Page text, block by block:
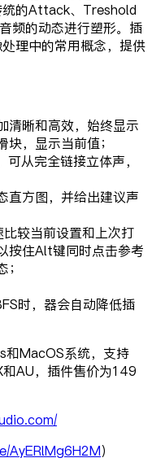
统的Attack、Treshold
频的动态进行塑形。插
理中的常用概念，提供
清晰和高效，始终显示
，显示当前值；
从完全链接立体声，
直方图，并给出建议声
较当前设置和上次打
按住Alt键同时点击参考
时，器会自动降低插
MacOS系统，支持
AU，插件售价为149
AyERlMg6H2M）